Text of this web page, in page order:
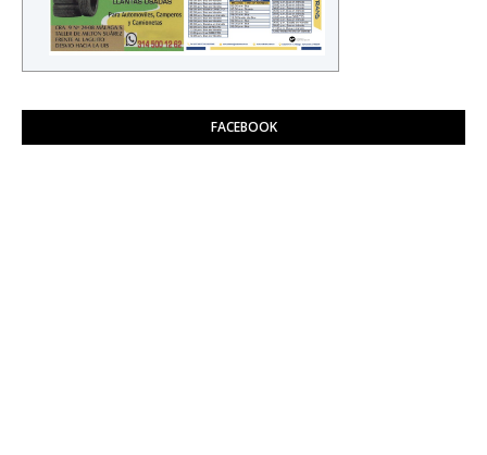
FACEBOOK